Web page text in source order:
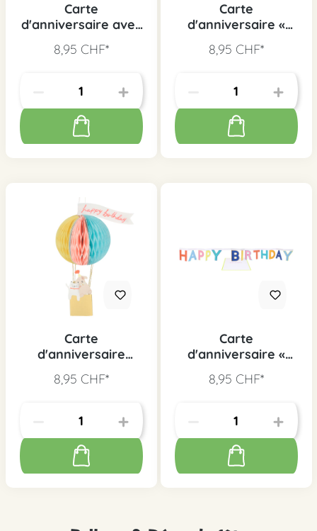
Carte
d'anniversaire avec
8,95 CHF*
Carte
d'anniversaire «
8,95 CHF*
Carte
d'anniversaire
8,95 CHF*
Carte
d'anniversaire «
Banner », 1 pc.
8,95 CHF*